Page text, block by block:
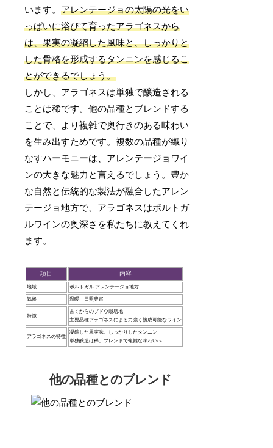
います。アレンテージョの太陽の光をい
っぱいに浴びて育ったアラゴネスから
は、果実の凝縮した風味と、しっかりと
した骨格を形成するタンニンを感じるこ
とができるでしょう。
しかし、アラゴネスは単独で醸造される
ことは稀です。他の品種とブレンドする
ことで、より複雑で奥行きのある味わい
を生み出すためです。複数の品種が織り
なすハーモニーは、アレンテージョワイ
ンの大きな魅力と言えるでしょう。豊か
な自然と伝統的な製法が融合したアレン
テージョ地方で、アラゴネスはポルトガ
ルワインの奥深さを私たちに教えてくれ
ます。
項目 内容
地域 ポルトガル アレンテージョ地方
気候 温暖、日照豊富
特徴
古くからのブドウ栽培地
主要品種アラゴネスによる力強く熟成可能なワイン
アラゴネスの特徴
凝縮した果実味、しっかりしたタンニン
単独醸造は稀、ブレンドで複雑な味わいへ
他の品種とのブレンド